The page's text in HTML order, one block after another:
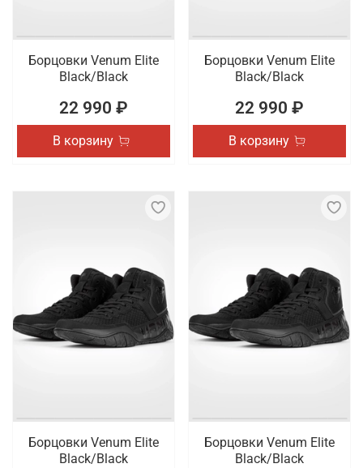
Борцовки Venum Elite
Black/Black
22 990 ₽
В корзину
Борцовки Venum Elite
Black/Black
22 990 ₽
В корзину
Борцовки Venum Elite
Black/Black
Борцовки Venum Elite
Black/Black